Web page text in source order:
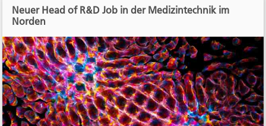
Neuer Head of R&D Job in der Medizintechnik im
Norden